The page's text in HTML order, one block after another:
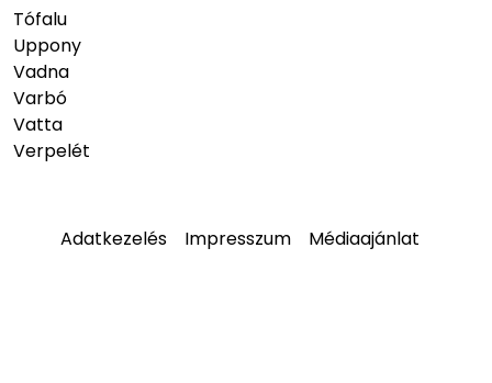
Tófalu
Uppony
Vadna
Varbó
Vatta
Verpelét
Adatkezelés Impresszum Médiaajánlat